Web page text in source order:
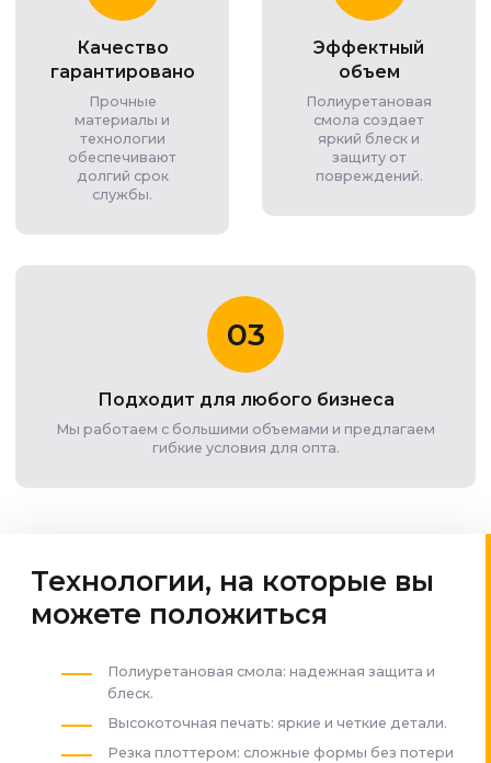
Качество
гарантировано
Прочные
материалы и
технологии
обеспечивают
долгий срок
службы.
Эффектный
объем
Полиуретановая
смола создает
яркий блеск и
защиту от
повреждений.
03
Подходит для любого бизнеса
Мы работаем с большими объемами и предлагаем
гибкие условия для опта.
Технологии, на которые вы
можете положиться
Полиуретановая смола: надежная защита и
блеск.
Высокоточная печать: яркие и четкие детали.
Резка плоттером: сложные формы без потери